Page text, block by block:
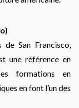
San Francisco,
une référence en
formations en
en font l’un des